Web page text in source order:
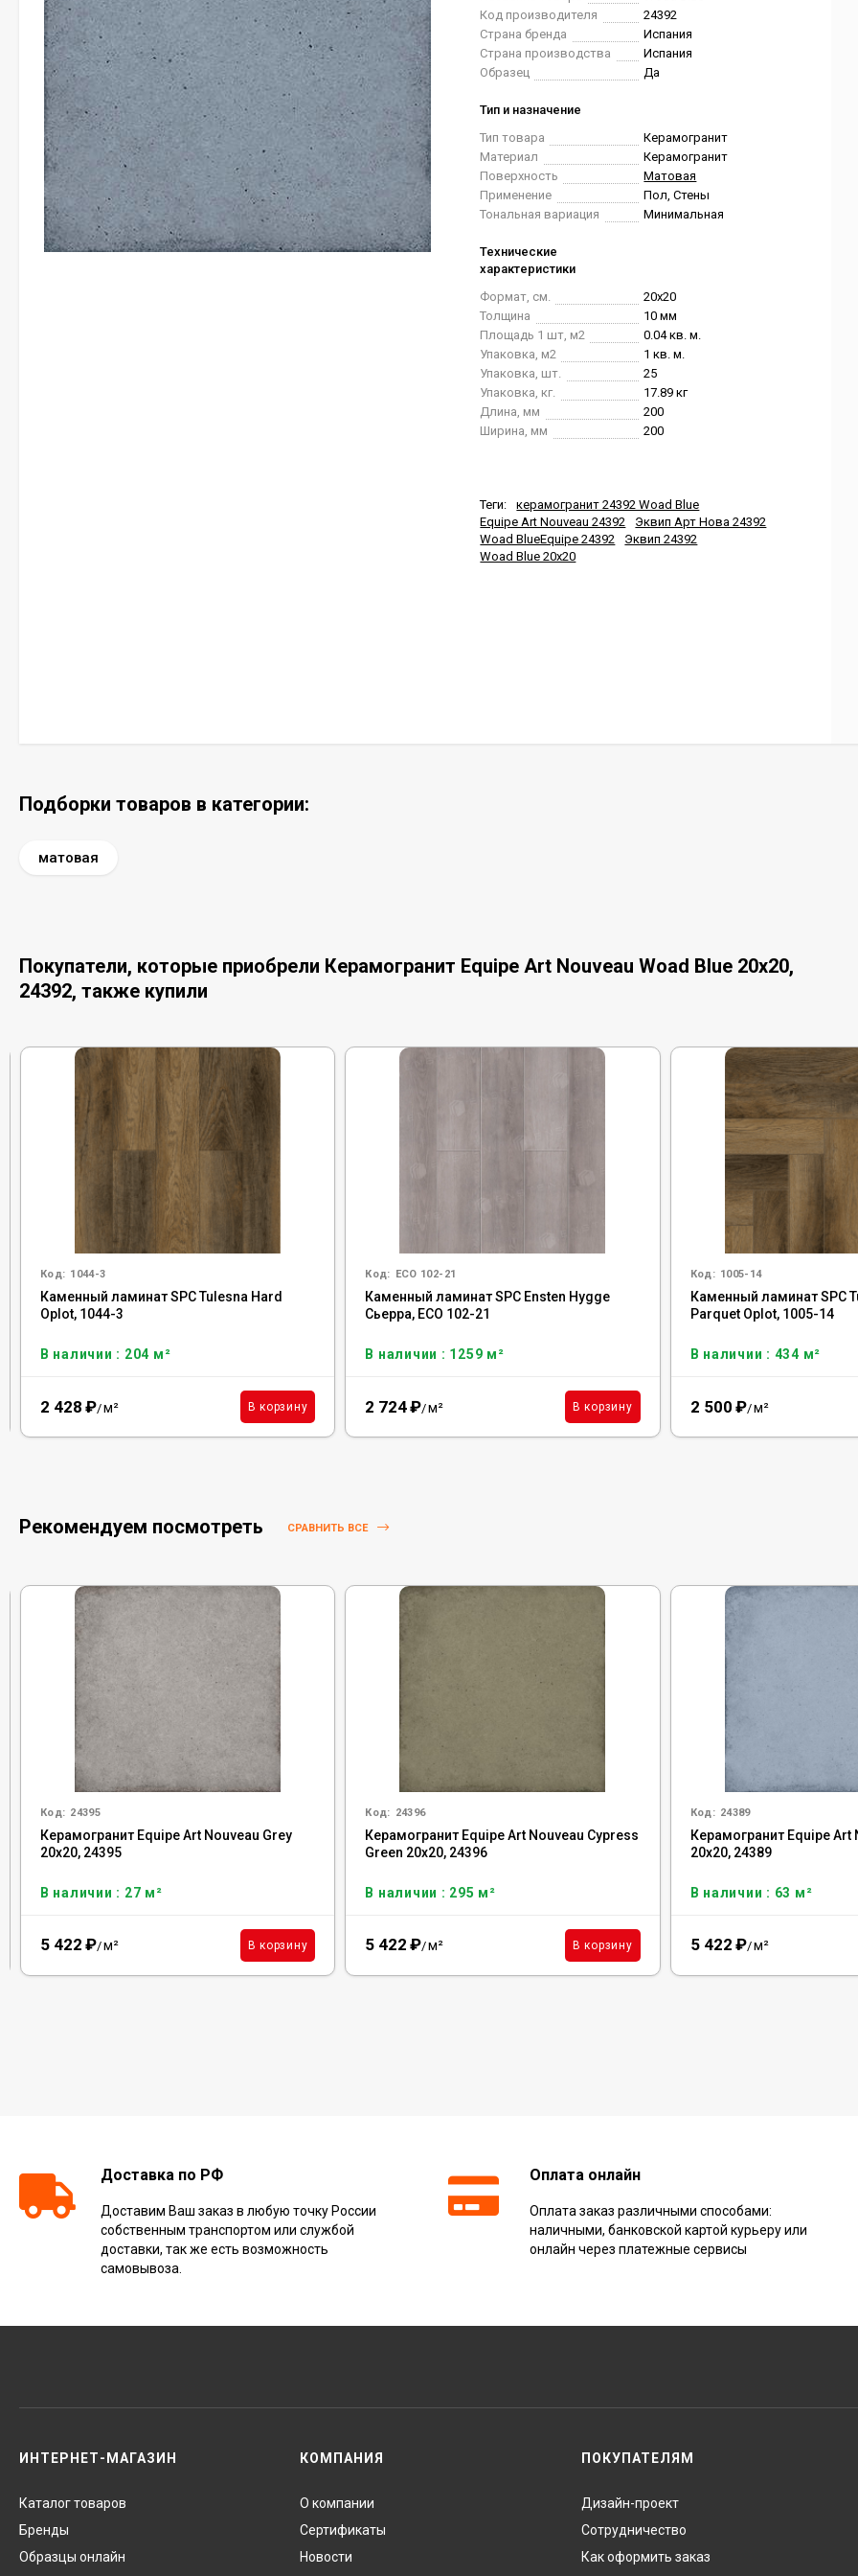
Код производителя
24392
Страна бренда
Испания
Страна производства
Испания
Образец
Да
Тип и назначение
Тип товара
Керамогранит
Материал
Керамогранит
Поверхность
Матовая
Применение
Пол, Стены
Тональная вариация
Минимальная
Технические
характеристики
Формат, см.
20x20
Толщина
10 мм
Площадь 1 шт, м2
0.04 кв. м.
Упаковка, м2
1 кв. м.
Упаковка, шт.
25
Упаковка, кг.
17.89 кг
Длина, мм
200
Ширина, мм
200
Теги:
керамогранит 24392 Woad Blue
Equipe Art Nouveau 24392
Эквип Арт Нова 24392
Woad BlueEquipe 24392
Эквип 24392
Woad Blue 20x20
Подборки товаров в категории:
матовая
Покупатели, которые приобрели Керамогранит Equipe Art Nouveau Woad Blue 20x20,
24392, также купили
Код: 1044-3
Каменный ламинат SPC Tulesna Hard
Oplot, 1044-3
В наличии : 204 м²
2 428 ₽/м² В корзину
Код: ECO 102-21
Каменный ламинат SPC Ensten Hygge
Сьерра, ECO 102-21
В наличии : 1259 м²
2 724₽/м² В корзину
Код: 1005-14
Каменный ламинат SPC
Parquet Oplot, 1005-14
В наличии : 434 м²
2 500 ₽/м²
Рекомендуем посмотреть СРАВНИТЬ ВСЕ
Код: 24395
Керамогранит Equipe Art Nouveau Grey
20x20, 24395
В наличии : 27 м²
5 422 ₽/м² В корзину
Код: 24396
Керамогранит Equipe Art Nouveau Cypress
Green 20x20, 24396
В наличии : 295 м²
5 422 ₽/м² В корзину
Код: 24389
Керамогранит Equipe Art
20x20, 24389
В наличии : 63 м²
5 422 ₽/м²
Доставка по РФ
Доставим Ваш заказ в любую точку России
собственным транспортом или службой
доставки, так же есть возможность
самовывоза.
Оплата онлайн
Оплата заказ различными способами:
наличными, банковской картой курьеру или
онлайн через платежные сервисы
ИНТЕРНЕТ-МАГАЗИН
Каталог товаров
Бренды
Образцы онлайн
КОМПАНИЯ
О компании
Сертификаты
Новости
ПОКУПАТЕЛЯМ
Дизайн-проект
Сотрудничество
Как оформить заказ